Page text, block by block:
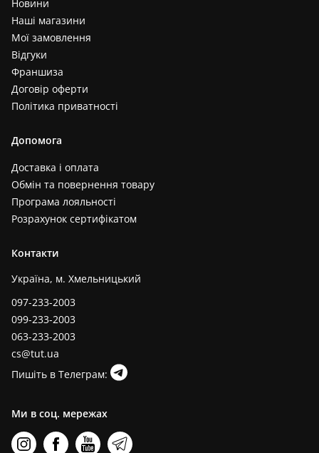
Новини
Наші магазини
Мої замовлення
Відгуки
Франшиза
Договір оферти
Політика приватності
Допомога
Доставка і оплата
Обмін та повернення товару
Програма лояльності
Розрахунок сертифікатом
Контакти
Україна, м. Хмельницький
097-233-2003
099-233-2003
063-233-2003
cs@tut.ua
Пишіть в Телеграм:
Ми в соц. мережах